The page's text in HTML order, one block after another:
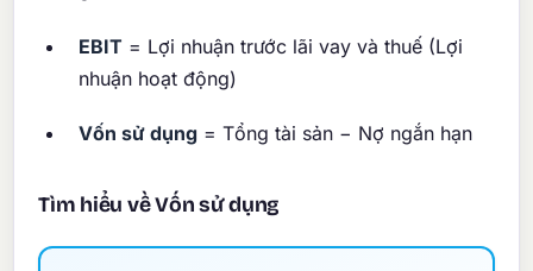
EBIT = Lợi nhuận trước lãi vay và thuế (Lợi
nhuận hoạt động)
Vốn sử dụng = Tổng tài sản − Nợ ngắn hạn
Tìm hiểu về Vốn sử dụng